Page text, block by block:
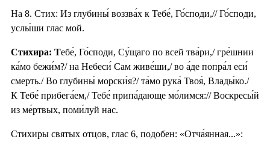
На 8. Стих: Из глубины́ воззва́х к Тебе́, Го́споди,// Го́споди,
услы́ши глас мой.
Стихира: Тебе́, Го́споди, Су́щаго по всей тва́ри,/ гре́шнии
ка́мо бежи́м?/ на Небеси́ Сам живе́ши,/ во а́де попра́л еси́
смерть./ Во глубины́ морски́я?/ та́мо рука́ Твоя́, Влады́ко./
К Тебе́ прибега́ем,/ Тебе́ припа́дающе мо́лимся:// Воскресы́й
из ме́ртвых, поми́луй нас.
Стихиры святых отцов, глас 6, подобен: «Отча́янная...»: